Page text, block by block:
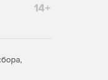
14+